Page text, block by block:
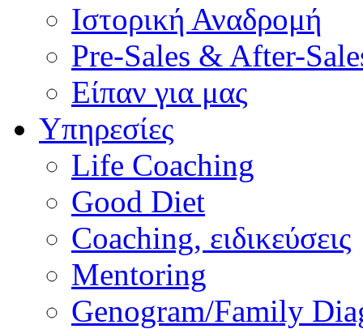
Ιστορική Αναδρομή
Pre-Sales & After-
Είπαν για μας
Υπηρεσίες
Life Coaching
Good Diet
Coaching, ειδικεύσεις
Mentoring
Genogram/Family